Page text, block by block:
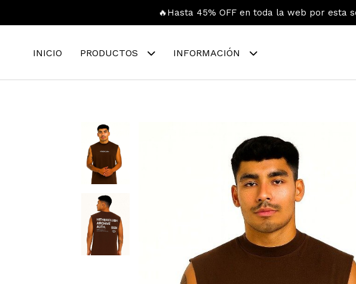
🔥Hasta 45% OFF en toda la web por esta
INICIO PRODUCTOS INFORMACIÓN